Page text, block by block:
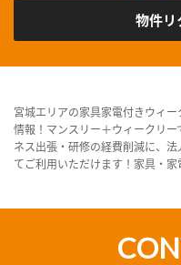
物件リ
宮城エリアの家具家電付きウィ
情報！マンスリー＋ウィークリ
ネス出張・研修の経費削減に、
てご利用いただけます！家具・家